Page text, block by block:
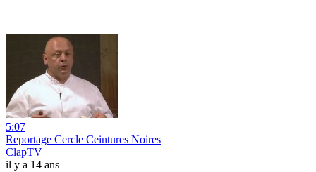
5:07
Reportage Cercle Ceintures Noires
ClapTV
il y a 14 ans